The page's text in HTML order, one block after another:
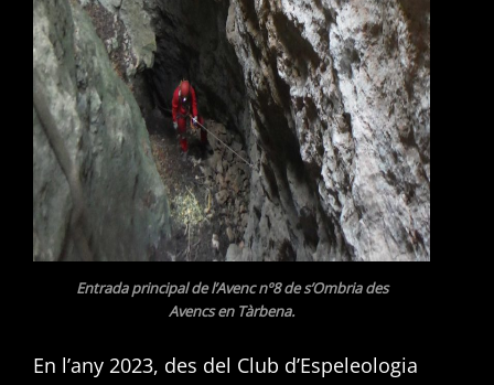
Entrada principal de l’Avenc nº8 de s’Ombria des
Avencs en Tàrbena.
En l’any 2023, des del Club d’Espeleologia